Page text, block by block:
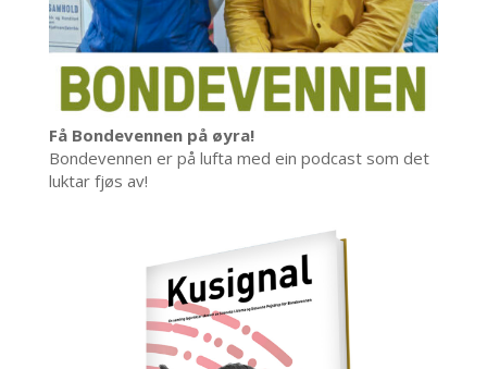
Få Bondevennen på øyra!
Bondevennen er på lufta med ein podcast som det
luktar fjøs av!